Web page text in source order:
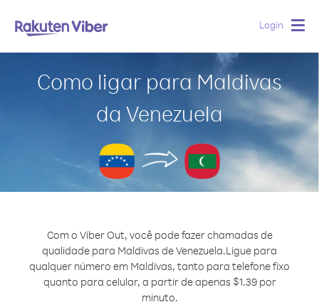
Login
Como ligar para Maldivas
da Venezuela
Com o Viber Out, você pode fazer chamadas de
qualidade para Maldivas de Venezuela.Ligue para
qualquer número em Maldivas, tanto para telefone fixo
quanto para celular, a partir de apenas $1.39 por
minuto.